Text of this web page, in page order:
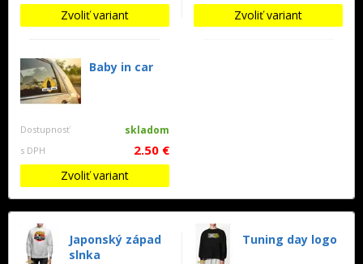
Zvoliť variant Zvoliť variant
Baby in car
Dostupnosť skladom
s DPH 2.50 €
Zvoliť variant
Japonský západ
slnka
Tuning day logo